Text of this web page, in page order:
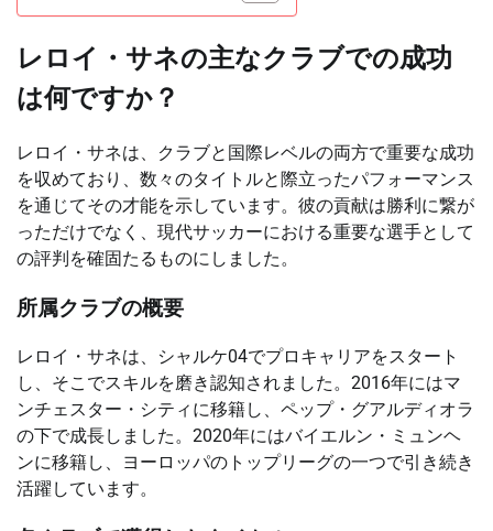
レロイ・サネの主なクラブでの成功
は何ですか？
レロイ・サネは、クラブと国際レベルの両方で重要な成功
を収めており、数々のタイトルと際立ったパフォーマンス
を通じてその才能を示しています。彼の貢献は勝利に繋が
っただけでなく、現代サッカーにおける重要な選手として
の評判を確固たるものにしました。
所属クラブの概要
レロイ・サネは、シャルケ04でプロキャリアをスタート
し、そこでスキルを磨き認知されました。2016年にはマ
ンチェスター・シティに移籍し、ペップ・グアルディオラ
の下で成長しました。2020年にはバイエルン・ミュンヘ
ンに移籍し、ヨーロッパのトップリーグの一つで引き続き
活躍しています。